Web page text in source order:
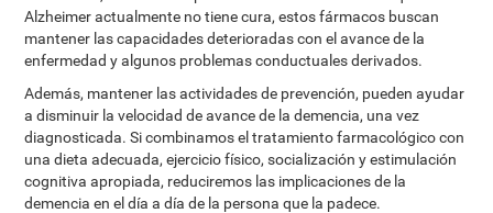
Alzheimer actualmente no tiene cura, estos fármacos buscan
mantener las capacidades deterioradas con el avance de la
enfermedad y algunos problemas conductuales derivados.
Además, mantener las actividades de prevención, pueden ayudar
a disminuir la velocidad de avance de la demencia, una vez
diagnosticada. Si combinamos el tratamiento farmacológico con
una dieta adecuada, ejercicio físico, socialización y estimulación
cognitiva apropiada, reduciremos las implicaciones de la
demencia en el día a día de la persona que la padece.